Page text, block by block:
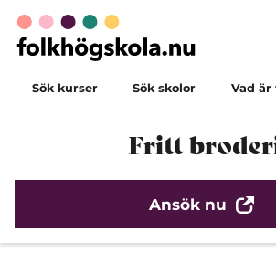
Sök kurser Sök skolor Vad är
Fritt
Ansök nu